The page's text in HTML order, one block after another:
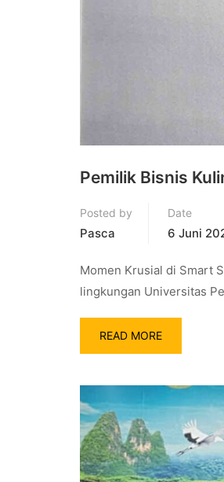
Pemilik Bisnis
Posted by
Pasca
Date
6 Juni
Momen Krusial di Smart
lingkungan Universitas
READ MORE